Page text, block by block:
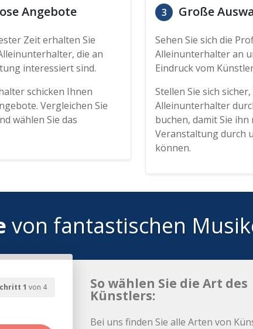
Angebote
Zeit erhalten Sie
die an
interessiert sind.
schicken Ihnen
Vergleichen Sie
wählen Sie das
3 Große
Sehen Sie sich die
Alleinunterhalter an
Eindruck vom
Stellen Sie sich sicher,
Alleinunterhalter
buchen, damit Sie ihn
Veranstaltung durch
können.
von fantastischen
1 von 4 So wählen Sie die Art des
Künstlers:
Bei uns finden Sie alle Arten von